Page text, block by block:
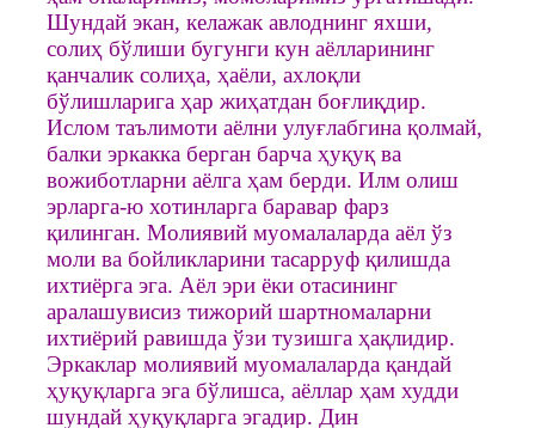
Шундай экан, келажак авлоднинг яхши,
солиҳ бўлиши бугунги кун аёлларининг
қанчалик солиҳа, ҳаёли, ахлоқли
бўлишларига ҳар жиҳатдан боғлиқдир.
Ислом таълимоти аёлни улуғлабгина қолмай,
балки эркакка берган барча ҳуқуқ ва
вожиботларни аёлга ҳам берди. Илм олиш
эрларга-ю хотинларга баравар фарз
қилинган. Молиявий муомалаларда аёл ўз
моли ва бойликларини тасарруф қилишда
ихтиёрга эга. Аёл эри ёки отасининг
аралашувисиз тижорий шартномаларни
ихтиёрий равишда ўзи тузишга ҳақлидир.
Эркаклар молиявий муомалаларда қандай
ҳуқуқларга эга бўлишса, аёллар ҳам худди
шундай ҳуқуқларга эгадир. Дин